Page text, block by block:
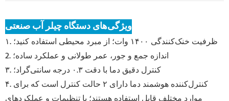
ویژگی‌های دستگاه چیلر آب صنعتی
۱. ظرفیت خنک‌کنندگی ۱۴۰۰ وات؛ از مبرد محیطی استفاده کنید؛
2. اندازه جمع و جور، عمر طولانی و عملکرد ساده؛
۳. کنترل دقیق دما با دقت ۰.۳ درجه سانتی‌گراد؛
۴. کنترل‌کننده هوشمند دما دارای ۲ حالت کنترل است که برای